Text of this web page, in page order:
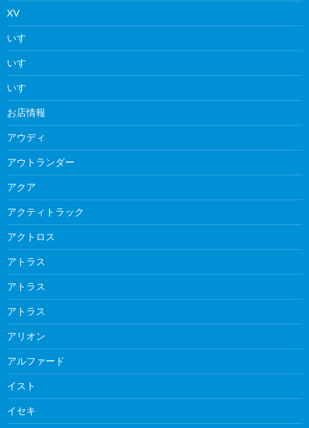
XV
いすゞ
いすゞ
いすゞ
お店情報
アウディ
アウトランダー
アクア
アクティトラック
アクトロス
アトラス
アトラス
アトラス
アリオン
アルファード
イスト
イセキ